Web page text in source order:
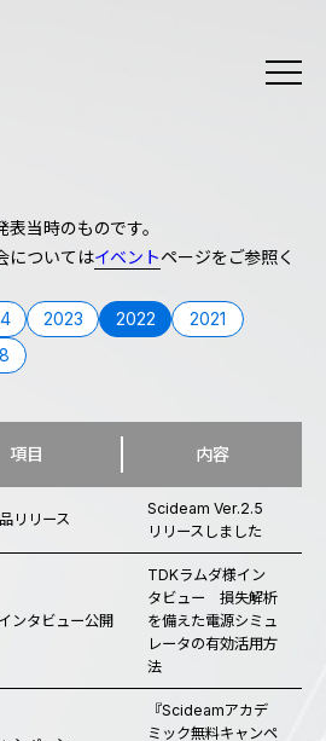
当時のものです。
についてはイベントページをご参照く
2023 2022
2021
項目 内容
リリース
Scideam Ver.2.5
リリースしました
ンタビュー公開
TDKラムダ様イン
タビュー 損失解析
を備えた電源シミュ
レータの有効活用方
法
『Scideamアカデ
ミック無料キャンペ